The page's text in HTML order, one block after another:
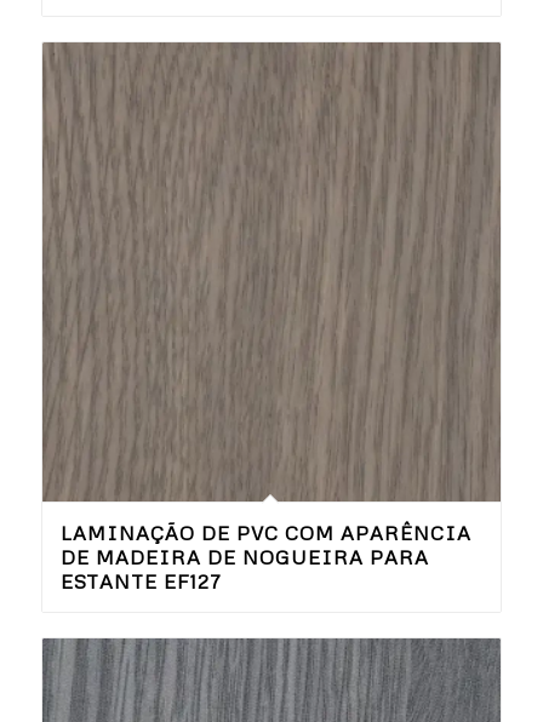
LAMINAÇÃO DE PVC COM APARÊNCIA
DE MADEIRA DE NOGUEIRA PARA
ESTANTE EF127